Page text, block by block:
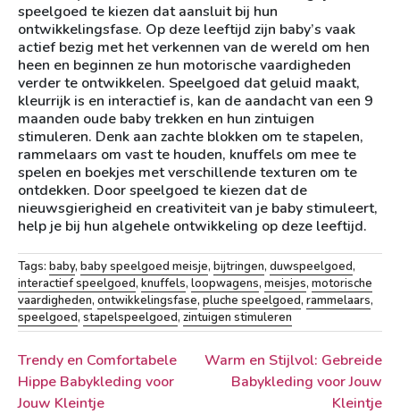
speelgoed te kiezen dat aansluit bij hun
ontwikkelingsfase. Op deze leeftijd zijn baby’s vaak
actief bezig met het verkennen van de wereld om hen
heen en beginnen ze hun motorische vaardigheden
verder te ontwikkelen. Speelgoed dat geluid maakt,
kleurrijk is en interactief is, kan de aandacht van een 9
maanden oude baby trekken en hun zintuigen
stimuleren. Denk aan zachte blokken om te stapelen,
rammelaars om vast te houden, knuffels om mee te
spelen en boekjes met verschillende texturen om te
ontdekken. Door speelgoed te kiezen dat de
nieuwsgierigheid en creativiteit van je baby stimuleert,
help je bij hun algehele ontwikkeling op deze leeftijd.
Tags: baby, baby speelgoed meisje, bijtringen, duwspeelgoed,
interactief speelgoed, knuffels, loopwagens, meisjes, motorische
vaardigheden, ontwikkelingsfase, pluche speelgoed, rammelaars,
speelgoed, stapelspeelgoed, zintuigen stimuleren
Berichtnavigatie
Trendy en Comfortabele
Hippe Babykleding voor
Jouw Kleintje
Warm en Stijlvol: Gebreide
Babykleding voor Jouw
Kleintje